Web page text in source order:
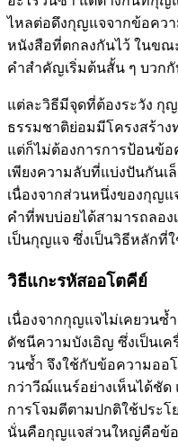
ไหลต่อดึงกุญแจจากข้อคว
หนังสือที่ตกลงกันไว้ ในขณ
คำสำคัญเริ่มต้นสั้น ๆ บวก
แต่ละวิธีมีจุดที่ต้องระวัง กุ
ธรรมชาติย่อมมีโครงสร้าง
แต่ก็ไม่ต้องการการป้อนข้
เพียงความลับที่แบ่งปันกัน
เนื่องจากส่วนหนึ่งของกุญ
คำที่พบบ่อยได้สามารถลอ
เป็นกุญแจ ซึ่งเป็นวิธีหลักที่
วิธีแกะรหัสออโตคีย์
เนื่องจากกุญแจไม่เคยวนซ้
ดัชนีความบังเอิญ ซึ่งเป็นเ
วนซ้ำ จึงใช้กับข้อความออ
กว่าวีฌ์แนร์อย่างเห็นได้ชัด
การโจมตีตามปกติใช้ประ
นั่นคือกุญแจส่วนใหญ่คือข้อ